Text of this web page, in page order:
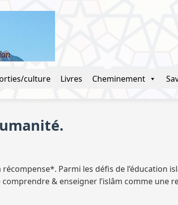
culture Livres Cheminement
& enseigner l’islâm comme